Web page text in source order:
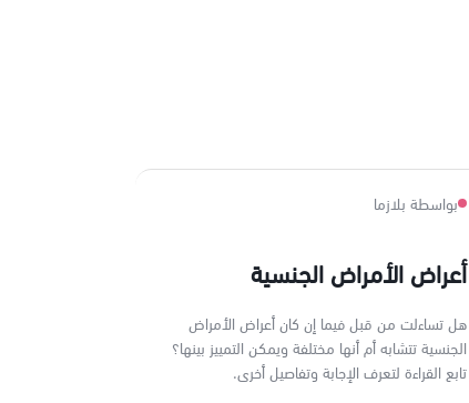
بواسطة بلازما
أعراض الأمراض الجنسية
هل تساءلت من قبل فيما إن كان أعراض الأمراض
الجنسية تتشابه أم أنها مختلفة ويمكن التمييز بينها؟
تابع القراءة لتعرف الإجابة وتفاصيل أخرى.